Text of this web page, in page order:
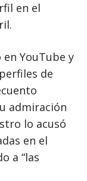
en el
YouTube y
de
admiración
lo acusó
en el
a “las